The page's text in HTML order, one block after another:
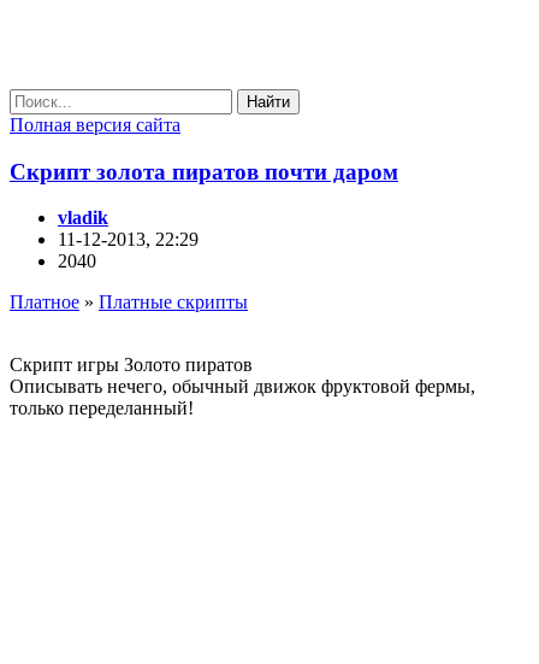
Найти
Полная версия сайта
Скрипт золота пиратов почти даром
vladik
11-12-2013, 22:29
2040
Платное » Платные скрипты
Скрипт игры Золото пиратов
Описывать нечего, обычный движок фруктовой фермы,
только переделанный!